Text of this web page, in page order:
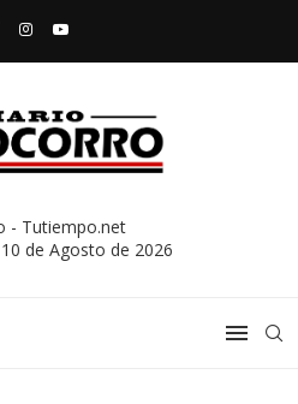
- Tutiempo.net
de Agosto de 2026